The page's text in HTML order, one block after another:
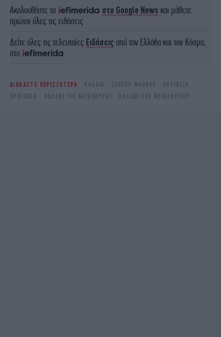
Ακολουθήστε το στο Google News και μάθετε
πρώτοι όλες τις ειδήσεις
Δείτε όλες τις τελευταίες Ειδήσεις από την Ελλάδα και τον Κόσμο,
στο
ΔΙΑΒΑΣΤΕ ΠΕΡΙΣΣΟΤΕΡΑ ΚΑΛΆΘΙ ΣΟΎΠΕΡ ΜΆΡΚΕΤ
ΑΚΡΊΒΕΙΑ
ΠΡΟΙΌΝΤΑ
ΚΑΛΆΘΙ ΤΗΣ ΝΟΙΚΟΚΥΡΆΣ ΚΑΛΑΘΙ ΤΟΥ ΝΟΙΚΟΚΥΡΙΟΥ